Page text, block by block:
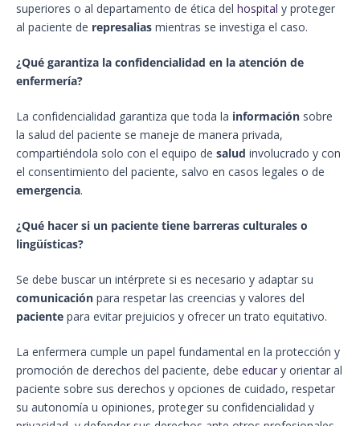
superiores o al departamento de ética del hospital y proteger
al paciente de represalias mientras se investiga el caso.
¿Qué garantiza la confidencialidad en la atención de
enfermería?
La confidencialidad garantiza que toda la información sobre
la salud del paciente se maneje de manera privada,
compartiéndola solo con el equipo de salud involucrado y con
el consentimiento del paciente, salvo en casos legales o de
emergencia.
¿Qué hacer si un paciente tiene barreras culturales o
lingüísticas?
Se debe buscar un intérprete si es necesario y adaptar su
comunicación para respetar las creencias y valores del
paciente para evitar prejuicios y ofrecer un trato equitativo.
La enfermera cumple un papel fundamental en la protección y
promoción de derechos del paciente, debe educar y orientar al
paciente sobre sus derechos y opciones de cuidado, respetar
su autonomía u opiniones, proteger su confidencialidad y